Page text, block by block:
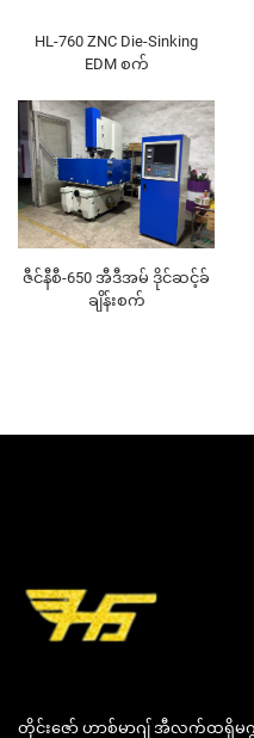
HL-760 ZNC Die-Sinking
EDM စက်
ဇီင်နီစီ-650 အီဒီအမ် ဒိုင်ဆင့်ခ်
ချိန်းစက်
တိုင်းဇော် ဟာစ်မာဂျ် အီလက်ထရိုမ